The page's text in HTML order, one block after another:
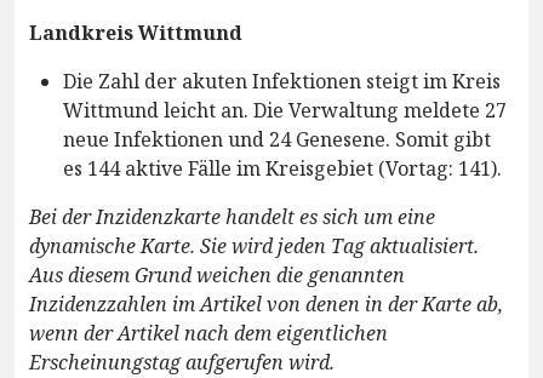
Landkreis Wittmund
Die Zahl der akuten Infektionen steigt im Kreis
Wittmund leicht an. Die Verwaltung meldete 27
neue Infektionen und 24 Genesene. Somit gibt
es 144 aktive Fälle im Kreisgebiet (Vortag: 141).
Bei der Inzidenzkarte handelt es sich um eine
dynamische Karte. Sie wird jeden Tag aktualisiert.
Aus diesem Grund weichen die genannten
Inzidenzzahlen im Artikel von denen in der Karte ab,
wenn der Artikel nach dem eigentlichen
Erscheinungstag aufgerufen wird.